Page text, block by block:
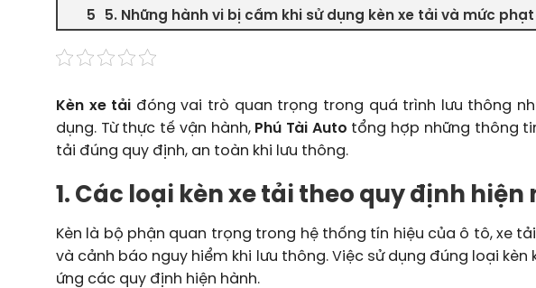
5. Những hành vi bị cấm khi sử dụng kèn xe tải và mức phạt
Kèn xe tải đóng vai trò quan trọng trong quá trình lưu thông
dụng. Từ thực tế vận hành, Phú Tài Auto tổng hợp những thông
tải đúng quy định, an toàn khi lưu thông.
1. Các loại kèn xe tải theo quy định hiện
Kèn là bộ phận quan trọng trong hệ thống tín hiệu của ô tô, xe
và cảnh báo nguy hiểm khi lưu thông. Việc sử dụng đúng loại
ứng các quy định hiện hành.